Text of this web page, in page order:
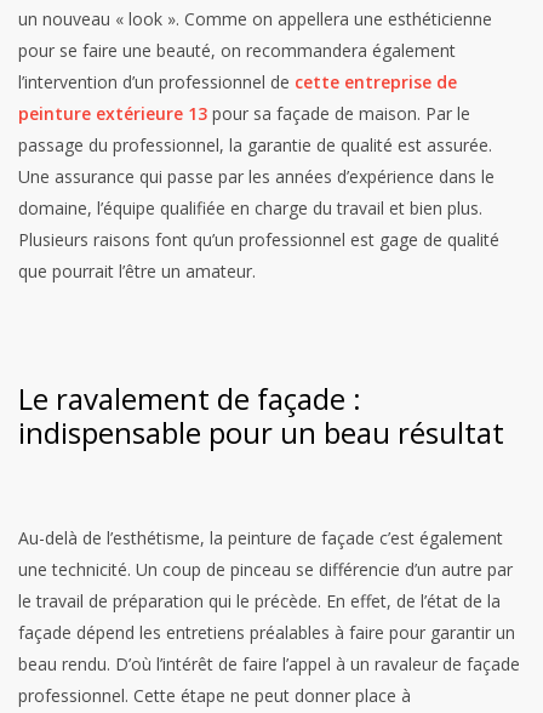
un nouveau « look ». Comme on appellera une esthéticienne
pour se faire une beauté, on recommandera également
l’intervention d’un professionnel de cette entreprise de
peinture extérieure 13 pour sa façade de maison. Par le
passage du professionnel, la garantie de qualité est assurée.
Une assurance qui passe par les années d’expérience dans le
domaine, l’équipe qualifiée en charge du travail et bien plus.
Plusieurs raisons font qu’un professionnel est gage de qualité
que pourrait l’être un amateur.
Le ravalement de façade :
indispensable pour un beau résultat
Au-delà de l’esthétisme, la peinture de façade c’est également
une technicité. Un coup de pinceau se différencie d’un autre par
le travail de préparation qui le précède. En effet, de l’état de la
façade dépend les entretiens préalables à faire pour garantir un
beau rendu. D’où l’intérêt de faire l’appel à un ravaleur de façade
professionnel. Cette étape ne peut donner place à